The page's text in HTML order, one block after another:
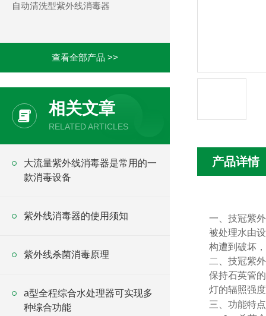
自动清洗型紫外线消毒器
查看全部产品 >>
相关文章
RELATED ARTICLES
大流量紫外线消毒器是常用的一
款消毒设备
紫外线消毒器的使用须知
紫外线杀菌消毒原理
a型全程综合水处理器可实现多
种综合功能
产品详情
一、技冠紫
被处理水由
构遭到破坏
二、技冠紫
保持石英管
灯的辐照强
三、功能特